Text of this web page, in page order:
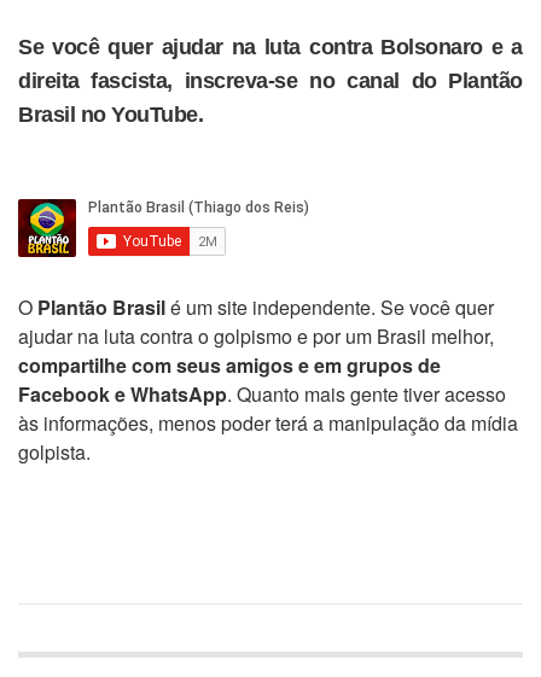
Se você quer ajudar na luta contra Bolsonaro e a
direita fascista, inscreva-se no canal do Plantão
Brasil no YouTube.
O Plantão Brasilé um site independente. Se você quer
ajudar na luta contra o golpismo e por um Brasil melhor,
compartilhe com seus amigos e em grupos de
Facebook e WhatsApp. Quanto mais gente tiver acesso
às informações, menos poder terá a manipulação da mídia
golpista.